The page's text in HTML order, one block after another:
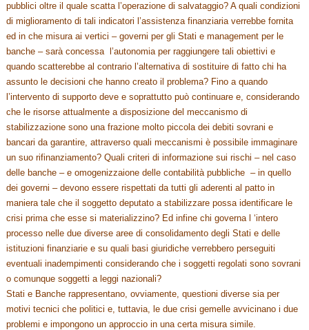
pubblici oltre il quale scatta l’operazione di salvataggio? A quali condizioni
di miglioramento di tali indicatori l’assistenza finanziaria verrebbe fornita
ed in che misura ai vertici – governi per gli Stati e management per le
banche – sarà concessa l’autonomia per raggiungere tali obiettivi e
quando scatterebbe al contrario l’alternativa di sostituire di fatto chi ha
assunto le decisioni che hanno creato il problema? Fino a quando
l’intervento di supporto deve e soprattutto può continuare e, considerando
che le risorse attualmente a disposizione del meccanismo di
stabilizzazione sono una frazione molto piccola dei debiti sovrani e
bancari da garantire, attraverso quali meccanismi è possibile immaginare
un suo rifinanziamento? Quali criteri di informazione sui rischi – nel caso
delle banche – e omogenizzaione delle contabilità pubbliche – in quello
dei governi – devono essere rispettati da tutti gli aderenti al patto in
maniera tale che il soggetto deputato a stabilizzare possa identificare le
crisi prima che esse si materializzino? Ed infine chi governa l ‘intero
processo nelle due diverse aree di consolidamento degli Stati e delle
istituzioni finanziarie e su quali basi giuridiche verrebbero perseguiti
eventuali inadempimenti considerando che i soggetti regolati sono sovrani
o comunque soggetti a leggi nazionali?
Stati e Banche rappresentano, ovviamente, questioni diverse sia per
motivi tecnici che politici e, tuttavia, le due crisi gemelle avvicinano i due
problemi e impongono un approccio in una certa misura simile.